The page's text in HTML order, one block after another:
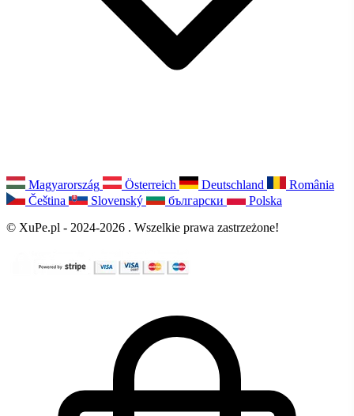
Magyarország Österreich Deutschland
România
Čeština
Slovenský български
Polska
© XuPe.pl - 2024-2026 . Wszelkie prawa zastrzeżone!